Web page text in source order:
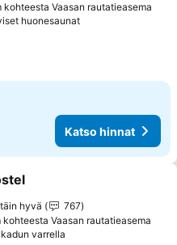
kohteesta Vaasan rautatieasema
huonesaunatKatso hinnat
Katso hinnat
suosikkeihin
hyvä
767
kohteesta Vaasan rautatieasema
varrella